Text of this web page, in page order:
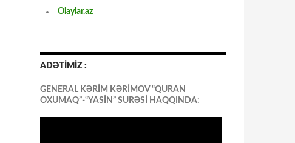
Olaylar.az
ADƏTİMİZ :
GENERAL KƏRİM KƏRİMOV “QURAN
OXUMAQ”-“YASİN” SURƏSİ HAQQINDA: